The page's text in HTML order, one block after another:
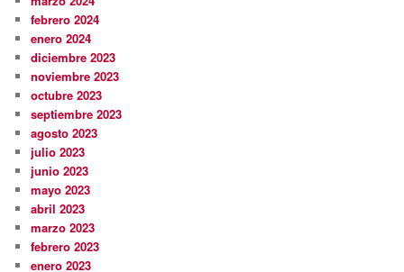
febrero 2024
enero 2024
diciembre 2023
noviembre 2023
octubre 2023
septiembre 2023
agosto 2023
julio 2023
junio 2023
mayo 2023
abril 2023
marzo 2023
febrero 2023
enero 2023